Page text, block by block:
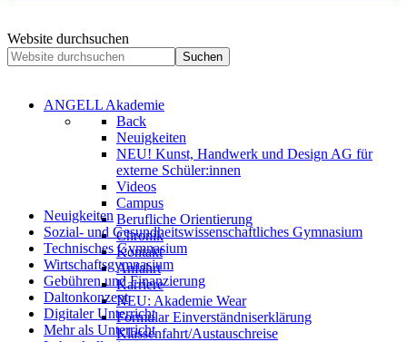
Website durchsuchen
Suchen
ANGELL Akademie
Back
Neuigkeiten
NEU! Kunst, Handwerk und Design AG für
externe Schüler:innen
Videos
Campus
Berufliche Orientierung
Chronik
Kontakt
Anfahrt
Karriere
NEU: Akademie Wear
Formular Einverständniserklärung
Klassenfahrt/Austauschreise
Neuigkeiten
Sozial- und Gesundheitswissenschaftliches Gymnasium
Technisches Gymnasium
Wirtschaftsgymnasium
Gebühren und Finanzierung
Daltonkonzept
Digitaler Unterricht
Mehr als Unterricht